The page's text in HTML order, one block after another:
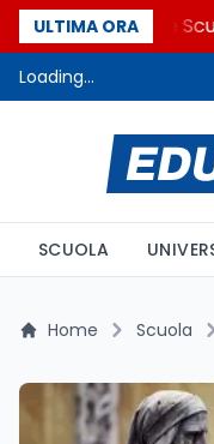
ULTIMA ORA
“Noi siamo le
Loading...
SCUOLA
Home Scuola